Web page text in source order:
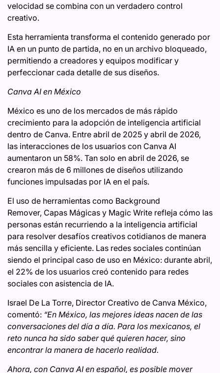
velocidad se combina con un verdadero control
creativo.
Esta herramienta transforma el contenido generado por
IA en un punto de partida, no en un archivo bloqueado,
permitiendo a creadores y equipos modificar y
perfeccionar cada detalle de sus diseños.
Canva AI en México
México es uno de los mercados de más rápido
crecimiento para la adopción de inteligencia artificial
dentro de Canva. Entre abril de 2025 y abril de 2026,
las interacciones de los usuarios con Canva AI
aumentaron un 58%. Tan solo en abril de 2026, se
crearon más de 6 millones de diseños utilizando
funciones impulsadas por IA en el país.
El uso de herramientas como Background
Remover, Capas Mágicas y Magic Write refleja cómo las
personas están recurriendo a la inteligencia artificial
para resolver desafíos creativos cotidianos de manera
más sencilla y eficiente. Las redes sociales continúan
siendo el principal caso de uso en México: durante abril,
el 22% de los usuarios creó contenido para redes
sociales con asistencia de IA.
Israel De La Torre, Director Creativo de Canva México,
comentó: “En México, las mejores ideas nacen de las
conversaciones del día a día. Para los mexicanos, el
reto nunca ha sido saber qué quieren hacer, sino
encontrar la manera de hacerlo realidad.
Ahora, con Canva AI en español, es posible mover